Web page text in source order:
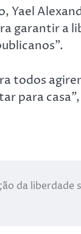
Yael
garantir a
todos
para
da liberdade